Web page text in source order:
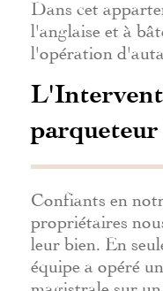
Dans cet
l'anglaise et à
l'opération
Confiants en
propriétaires
leur bien. En
équipe a opéré
magistrale sur